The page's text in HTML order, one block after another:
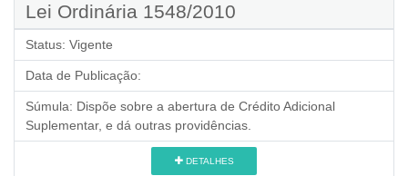
Lei Ordinária 1548/2010
Status: Vigente
Data de Publicação:
Súmula: Dispõe sobre a abertura de Crédito Adicional
Suplementar, e dá outras providências.
DETALHES